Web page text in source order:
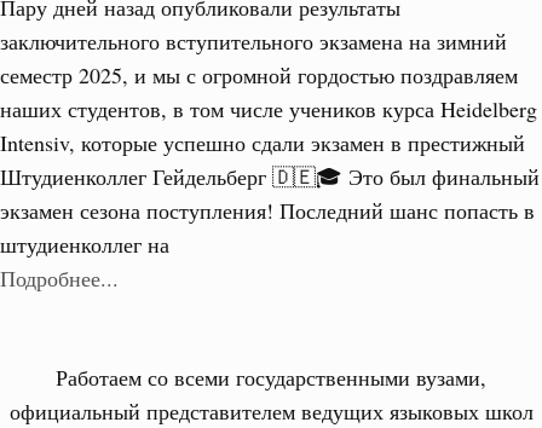
Пару дней назад опубликовали результаты
заключительного вступительного экзамена на зимний
семестр 2025, и мы с огромной гордостью поздравляем
наших студентов, в том числе учеников курса Heidelberg
Intensiv, которые успешно сдали экзамен в престижный
Штудиенколлег Гейдельберг 🇩🇪🎓 Это был финальный
экзамен сезона поступления! Последний шанс попасть в
штудиенколлег на
Подробнее...
Работаем со всеми государственными вузами,
официальный представителем ведущих языковых школ